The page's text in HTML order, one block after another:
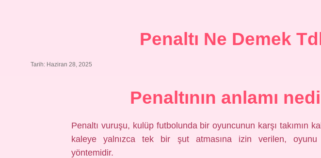
Penaltı Ne Demek
Tarih: Haziran 28, 2025
Penaltının anlamı
Penaltı vuruşu, kulüp futbolunda bir oyuncunun karşı takımın
kaleye yalnızca tek bir şut atmasına izin verilen, oyunu
yöntemidir.